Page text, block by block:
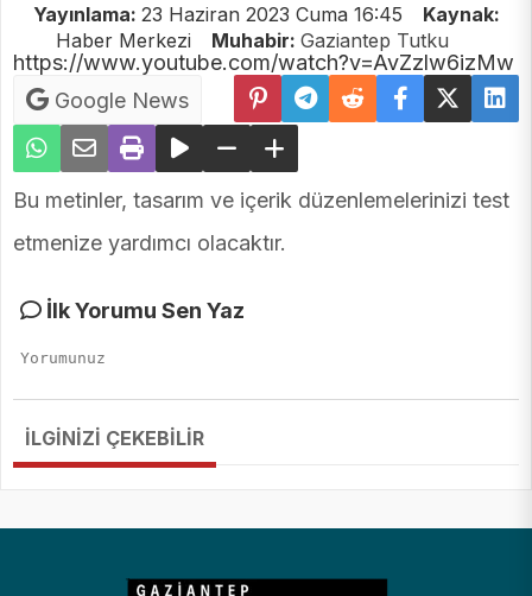
Yayınlama: 23 Haziran 2023 Cuma 16:45
Kaynak:
Haber Merkezi
Muhabir: Gaziantep Tutku
https://www.youtube.com/watch?v=AvZzlw6izMw
Google News
Bu metinler, tasarım ve içerik düzenlemelerinizi test
etmenize yardımcı olacaktır.
İlk Yorumu Sen Yaz
İLGİNİZİ ÇEKEBİLİR